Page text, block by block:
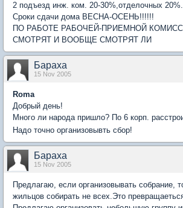
2 подъезд инж. ком. 20-30%,отделочных 20%.
Сроки сдачи дома ВЕСНА-ОСЕНЬ!!!!!!
ПО РАБОТЕ РАБОЧЕЙ-ПРИЕМНОЙ
СМОТРЯТ И ВООБЩЕ СМОТРЯТ ЛИ
Бараха
15 Nov 2005
Roma
Добрый день!
Много ли народа пришло? По 6 корп.
Надо точно организовывть сбор!
Бараха
15 Nov 2005
Предлагаю, если организовывать собрание,
жильцов собирать не всех.Это